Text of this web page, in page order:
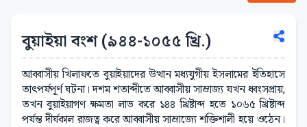
বুয়াইয়া বংশ (৯৪৪-১০৫৫ খ্রি.)
আব্বাসীয় খিলাফতে বুয়াইয়াদের উত্থান মধ্যযুগীয় ইসলামের ইতিহাসে
তাৎপর্যপূর্ণ ঘটনা। দশম শতাব্দীতে আব্বাসীয় সাম্রাজ্য যখন ধ্বংসপ্রায়,
তখন বুয়াইয়াগণ ক্ষমতা লাভ করে ১৪৪ খ্রিষ্টাব্দ হতে ১০৬৫ খ্রিষ্টাব্দ
পর্যন্ত দীর্ঘকাল রাজত্ব করে আব্বাসীয় সাম্রাজ্যে শক্তিশালী হয়ে ওঠেন।